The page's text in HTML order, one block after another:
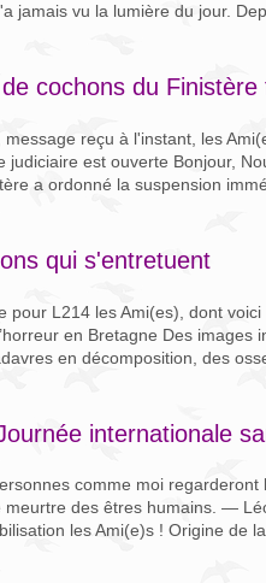
jamais vu la lumière du jour.
de cochons du
reçu à l'instant, les
est ouverte Bonjour,
a ordonné la suspension
qui s'entretuent
pour L214 les Ami(es), dont
en Bretagne Des images
en décomposition, des
internationale
comme moi
des êtres humains. —
les Ami(e)s ! Origine de la